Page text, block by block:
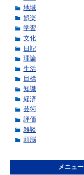
地域
娯楽
学習
文化
日記
理論
生活
目標
知識
経済
芸術
評価
雑談
頭脳
メニュー